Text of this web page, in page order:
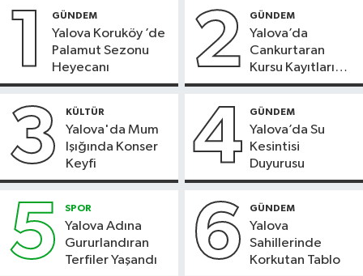
1 GÜNDEM
Yalova Koruköy ’de
Palamut Sezonu
Heyecanı
2 GÜNDEM
Yalova’da
Cankurtaran
Kursu Kayıtları
Başladı
3 KÜLTÜR
Yalova'da Mum
Işığında Konser
Keyfi
4 GÜNDEM
Yalova’da Su
Kesintisi
Duyurusu
5 SPOR
Yalova Adına
Gururlandıran
Terfiler Yaşandı
6 GÜNDEM
Yalova
Sahillerinde
Korkutan Tablo